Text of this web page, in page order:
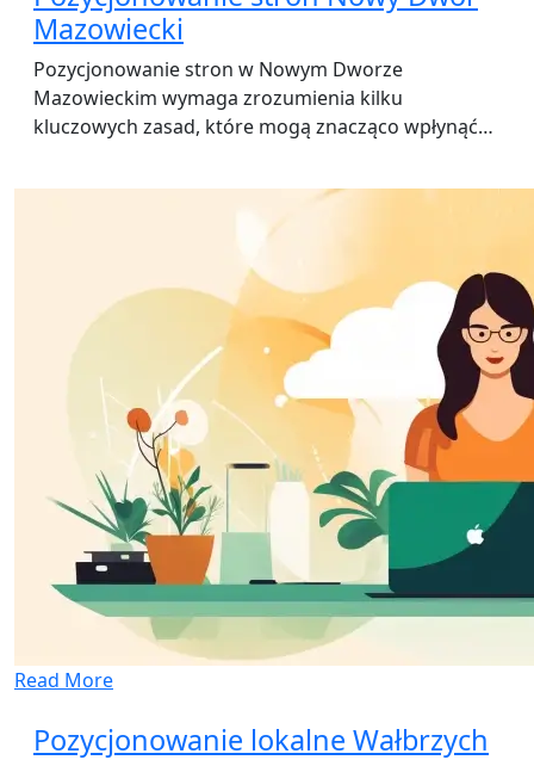
Mazowiecki
Pozycjonowanie stron w Nowym Dworze
Mazowieckim wymaga zrozumienia kilku
kluczowych zasad, które mogą znacząco wpłynąć…
Read More
Pozycjonowanie lokalne Wałbrzych